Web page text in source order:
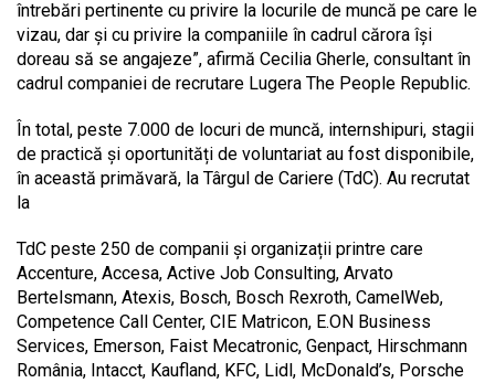
întrebări pertinente cu privire la locurile de muncă pe care le
vizau, dar și cu privire la companiile în cadrul cărora își
doreau să se angajeze”, afirmă Cecilia Gherle, consultant în
cadrul companiei de recrutare Lugera The People Republic.
În total, peste 7.000 de locuri de muncă, internshipuri, stagii
de practică și oportunități de voluntariat au fost disponibile,
în această primăvară, la Târgul de Cariere (TdC). Au recrutat
la
TdC peste 250 de companii și organizații printre care
Accenture, Accesa, Active Job Consulting, Arvato
Bertelsmann, Atexis, Bosch, Bosch Rexroth, CamelWeb,
Competence Call Center, CIE Matricon, E.ON Business
Services, Emerson, Faist Mecatronic, Genpact, Hirschmann
România, Intacct, Kaufland, KFC, Lidl, McDonald’s, Porsche